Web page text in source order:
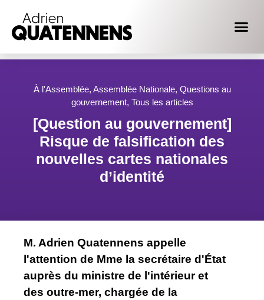
À l'Assemblée, Assemblée Nationale, Questions au
gouvernement, Tous les articles
[Question au gouvernement]
Risque de falsification des
nouvelles cartes nationales
d’identité
M. Adrien Quatennens appelle
l'attention de Mme la secrétaire d'État
auprès du ministre de l'intérieur et
des outre-mer, chargée de la